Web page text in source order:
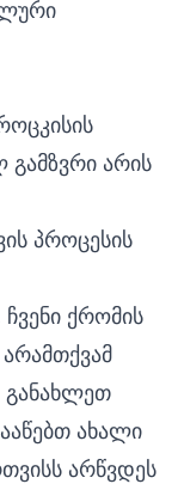
გამზვრი არის
პროცესის
ქრომის
ახალი
არწვდეს